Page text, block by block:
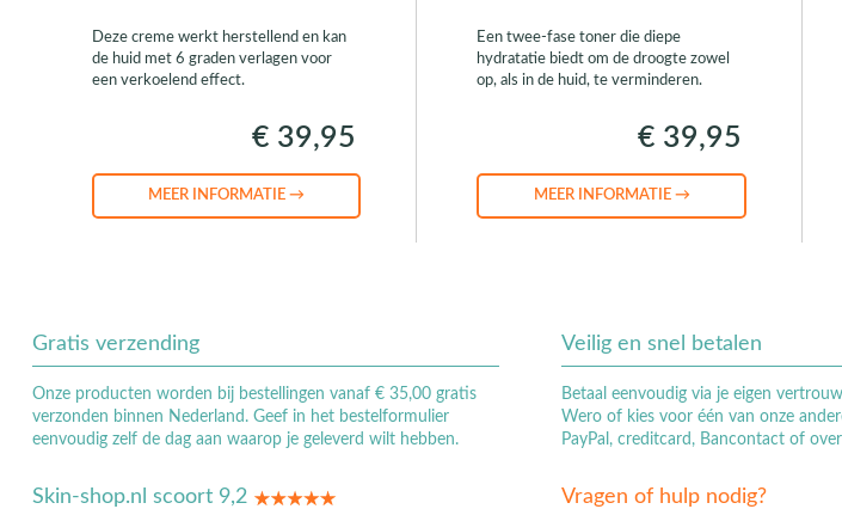
Deze creme werkt herstellend en kan
de huid met 6 graden verlagen voor
een verkoelend effect.
€ 39,95
MEER INFORMATIE →
Een twee-fase toner die diepe
hydratatie biedt om de droogte zowel
op, als in de huid, te verminderen.
€ 39,95
MEER INFORMATIE →
Gratis verzending
Onze producten worden bij bestellingen vanaf € 35,00 gratis
verzonden binnen Nederland. Geef in het bestelformulier
eenvoudig zelf de dag aan waarop je geleverd wilt hebben.
Veilig en snel betalen
Betaal eenvoudig via je eigen
Wero of kies voor één van onze
PayPal, creditcard, Bancontact of
Skin-shop.nl scoort 9,2 Vragen of hulp nodig?